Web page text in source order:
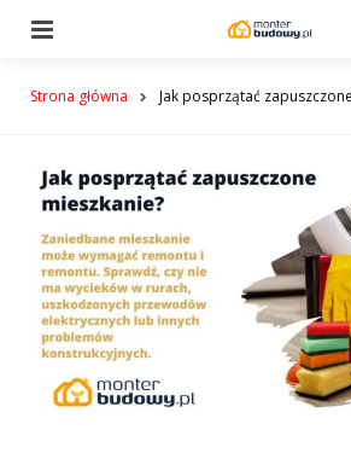
Strona główna Jak posprzątać